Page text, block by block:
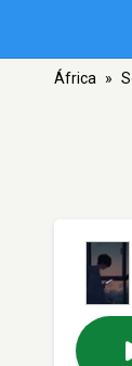
África »